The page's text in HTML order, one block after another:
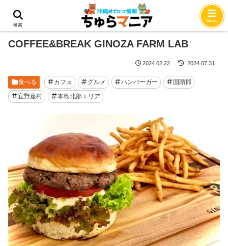
食べる
COFFEE&BREAK GINOZA FARM LAB
2024.02.22 2024.07.31
食べる カフェ グルメ ハンバーガー
国頭郡
宜野座村
本島北部エリア
検索
Menu